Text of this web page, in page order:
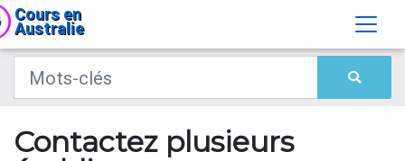
Cours en
Australie
Contactez plusieurs